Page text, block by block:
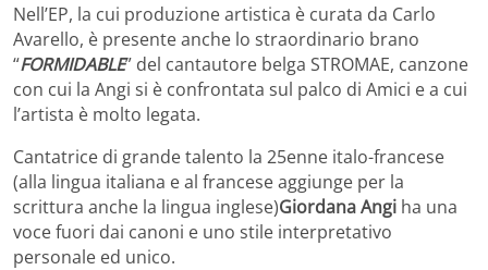
Nell’EP, la cui produzione artistica è curata da Carlo
Avarello, è presente anche lo straordinario brano
“FORMIDABLE” del cantautore belga STROMAE, canzone
con cui la Angi si è confrontata sul palco di Amici e a cui
l’artista è molto legata.
Cantatrice di grande talento la 25enne italo-francese
(alla lingua italiana e al francese aggiunge per la
scrittura anche la lingua inglese)Giordana Angi ha una
voce fuori dai canoni e uno stile interpretativo
personale ed unico.